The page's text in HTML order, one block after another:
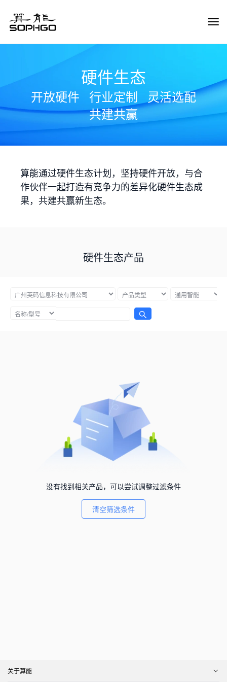
硬件生态
开放硬件 行业定制
灵活选配
共建共赢
算能通过硬件生态计划，坚持硬件开放，与合
作伙伴一起打造有竞争力的差异化硬件生态成
果，共建共赢新生态。
硬件生态产品
没有找到相关产品，可以尝试调整过滤条件
清空筛选条件
关于算能